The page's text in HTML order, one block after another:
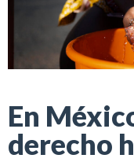
En
derecho